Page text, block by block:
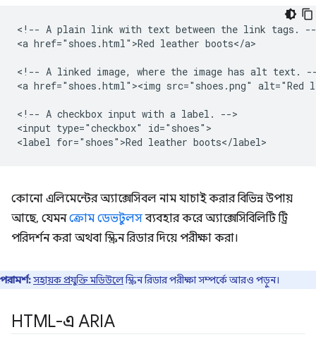
<!-- A plain link with text between the link tags.
<a href="shoes.html">Red leather boots</a>
<!-- A linked image, where the image has alt text.
<a href="shoes.html"><img src="shoes.png" alt="Red
<!-- A checkbox input with a label. -->
<input type="checkbox" id="shoes">
কোনো এলিমেন্টের অ্যাক্সেসিবল নাম যাচাই করার বিভিন্ন উপায়
আছে, যেমনক্রোম ডেভটুলসব্যবহার করে অ্যাক্সেসিবিলিটি ট্রি
পরিদর্শন করা অথবা স্ক্রিন রিডার দিয়ে পরীক্ষা করা।
পরামর্শ:সহায়ক প্রযুক্তি মডিউলেস্ক্রিন রিডার পরীক্ষা সম্পর্কে আরও পড়ুন।
HTML-এ ARIA